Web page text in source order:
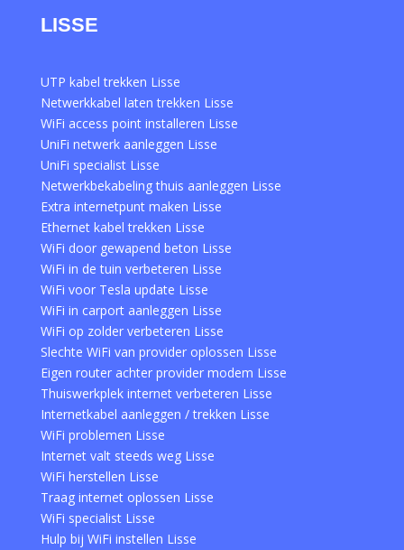
LISSE
UTP kabel trekken Lisse
Netwerkkabel laten trekken Lisse
WiFi access point installeren Lisse
UniFi netwerk aanleggen Lisse
UniFi specialist Lisse
Netwerkbekabeling thuis aanleggen Lisse
Extra internetpunt maken Lisse
Ethernet kabel trekken Lisse
WiFi door gewapend beton Lisse
WiFi in de tuin verbeteren Lisse
WiFi voor Tesla update Lisse
WiFi in carport aanleggen Lisse
WiFi op zolder verbeteren Lisse
Slechte WiFi van provider oplossen Lisse
Eigen router achter provider modem Lisse
Thuiswerkplek internet verbeteren Lisse
Internetkabel aanleggen / trekken Lisse
WiFi problemen Lisse
Internet valt steeds weg Lisse
WiFi herstellen Lisse
Traag internet oplossen Lisse
WiFi specialist Lisse
Hulp bij WiFi instellen Lisse